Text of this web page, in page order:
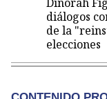
diálogos
de la
elecciones